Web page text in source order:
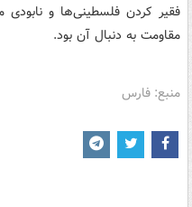
فقیر کردن فلسطینی‌ها و نابودی
مقاومت به دنبال آن بود.
منبع: فارس